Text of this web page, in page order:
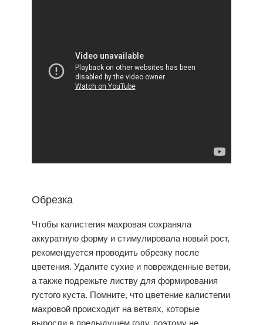
Обрезка
Чтобы калистегия махровая сохраняла
аккуратную форму и стимулировала новый рост,
рекомендуется проводить обрезку после
цветения. Удалите сухие и поврежденные ветви,
а также подрежьте листву для формирования
густого куста. Помните, что цветение калистегии
махровой происходит на ветвях, которые